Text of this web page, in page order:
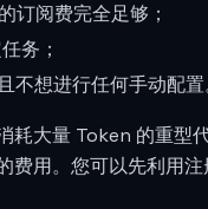
订阅费完全足够；
务；
想进行任何手动配置
耗大量 Token 的重型
用。您可以先利用